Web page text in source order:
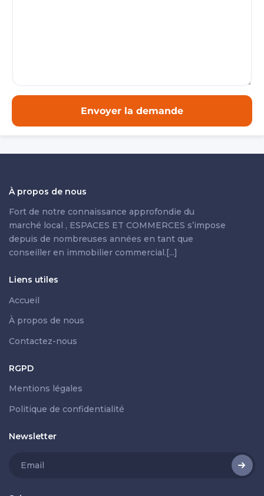
À propos de nous
Fort de notre connaissance approfondie du
marché local , ESPACES ET COMMERCES s’impose
depuis de nombreuses années en tant que
conseiller en immobilier commercial.[...]
Liens utiles
Accueil
À propos de nous
Contactez-nous
RGPD
Mentions légales
Politique de confidentialité
Newsletter